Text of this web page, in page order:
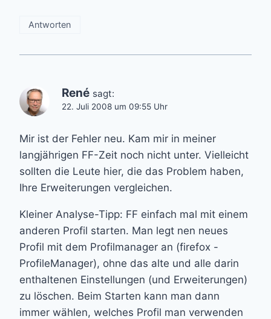
Antworten
René sagt:
22. Juli 2008 um 09:55 Uhr
Mir ist der Fehler neu. Kam mir in meiner
langjährigen FF-Zeit noch nicht unter. Vielleicht
sollten die Leute hier, die das Problem haben,
Ihre Erweiterungen vergleichen.
Kleiner Analyse-Tipp: FF einfach mal mit einem
anderen Profil starten. Man legt nen neues
Profil mit dem Profilmanager an (firefox -
ProfileManager), ohne das alte und alle darin
enthaltenen Einstellungen (und Erweiterungen)
zu löschen. Beim Starten kann man dann
immer wählen, welches Profil man verwenden